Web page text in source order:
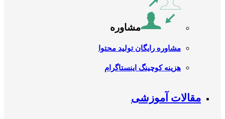
مشاوره
مشاوره رایگان تولید محتوا
هزینه کوچینگ اینستاگرام
مقالات آموزشی